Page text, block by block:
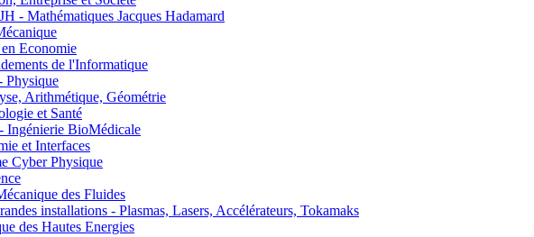
Mathématiques Jacques Hadamard
Economie
de l'Informatique
Arithmétique, Géométrie
et Santé
BioMédicale
et Interfaces
Cyber Physique
des Fluides
installations - Plasmas, Lasers, Accélérateurs, Tokamaks
des Hautes Energies